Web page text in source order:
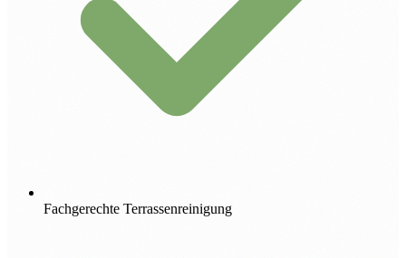
Fachgerechte Terrassenreinigung